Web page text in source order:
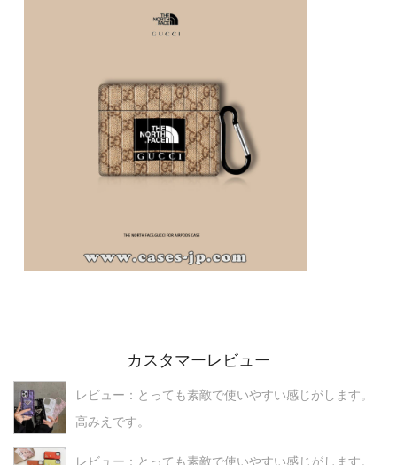
カスタマーレビュー
レビュー：とっても素敵で使いやすい感じがします。
高みえです。
レビュー：とっても素敵で使いやすい感じがします。